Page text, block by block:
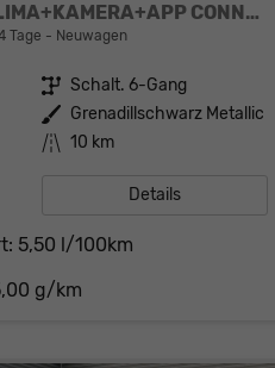
Prime ACC+SHZ+KLIMA+KAMERA+APP CONNECT+LED+17" ALU
Tage Neuwagen
Getriebe Schalt. 6-Gang
Außenfarbe Grenadillschwarz Metallic
Kilometerstand 10 km
Details
5,50 l/100km
g/km